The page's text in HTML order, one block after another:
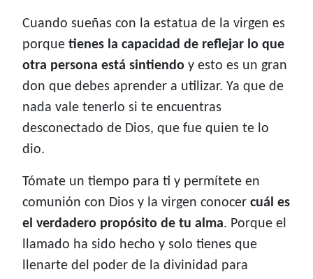
Cuando sueñas con la estatua de la virgen es
porque tienes la capacidad de reflejar lo que
otra persona está sintiendo y esto es un gran
don que debes aprender a utilizar. Ya que de
nada vale tenerlo si te encuentras
desconectado de Dios, que fue quien te lo
dio.
Tómate un tiempo para ti y permítete en
comunión con Dios y la virgen conocer cuál es
el verdadero propósito de tu alma. Porque el
llamado ha sido hecho y solo tienes que
llenarte del poder de la divinidad para